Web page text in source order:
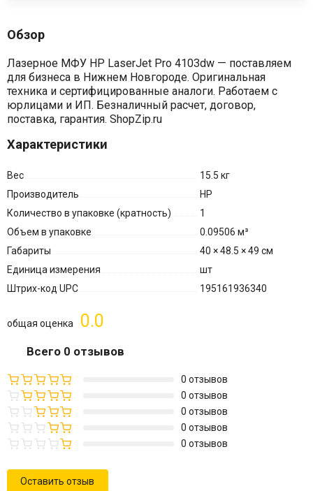
Обзор
Лазерное МФУ HP LaserJet Pro 4103dw — поставляем
для бизнеса в Нижнем Новгороде. Оригинальная
техника и сертифицированные аналоги. Работаем с
юрлицами и ИП. Безналичный расчет, договор,
поставка, гарантия. ShopZip.ru
Характеристики
Вес
15.5 кг
Производитель
HP
Количество в упаковке (кратность)
1
Объем в упаковке
0.09506 м³
Габариты
40 × 48.5 × 49 см
Единица измерения
шт
Штрих-код UPC
195161936340
0.0
общая оценка
Всего 0 отзывов
0 отзывов
0 отзывов
0 отзывов
0 отзывов
0 отзывов
Оставить отзыв